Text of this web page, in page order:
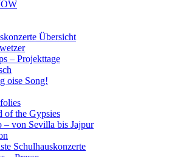
Übersicht
– Projekttage
oise Song!
of the Gypsies
– von Sevilla bis Jajpur
Schulhauskonzerte